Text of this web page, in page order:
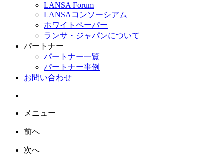
LANSA Forum
LANSAコンソーシアム
ホワイトペーパー
ランサ・ジャパンについて
パートナー
パートナー一覧
パートナー事例
お問い合わせ
メニュー
前へ
次へ